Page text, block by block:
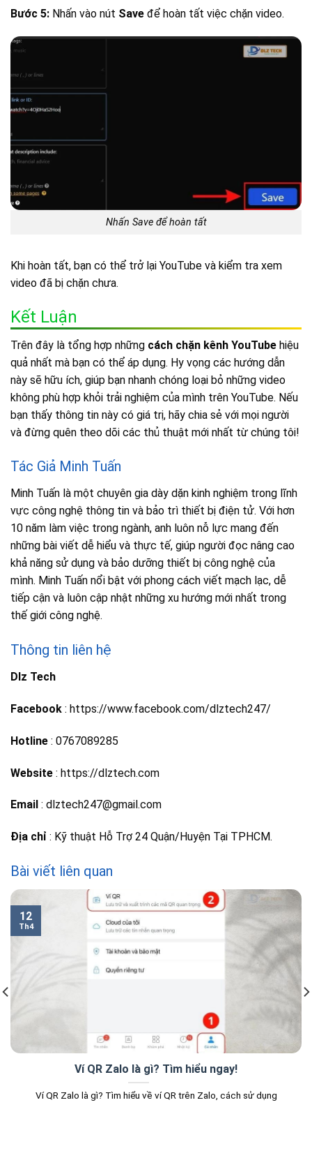
Bước 5: Nhấn vào nút Save để hoàn tất việc chặn video.
Nhấn Save để hoàn tất
Khi hoàn tất, bạn có thể trở lại YouTube và kiểm tra xem
video đã bị chặn chưa.
Kết Luận
Trên đây là tổng hợp những cách chặn kênh YouTube hiệu
quả nhất mà bạn có thể áp dụng. Hy vọng các hướng dẫn
này sẽ hữu ích, giúp bạn nhanh chóng loại bỏ những video
không phù hợp khỏi trải nghiệm của mình trên YouTube. Nếu
bạn thấy thông tin này có giá trị, hãy chia sẻ với mọi người
và đừng quên theo dõi các thủ thuật mới nhất từ chúng tôi!
Tác Giả Minh Tuấn
Minh Tuấn là một chuyên gia dày dặn kinh nghiệm trong lĩnh
vực công nghệ thông tin và bảo trì thiết bị điện tử. Với hơn
10 năm làm việc trong ngành, anh luôn nỗ lực mang đến
những bài viết dễ hiểu và thực tế, giúp người đọc nâng cao
khả năng sử dụng và bảo dưỡng thiết bị công nghệ của
mình. Minh Tuấn nổi bật với phong cách viết mạch lạc, dễ
tiếp cận và luôn cập nhật những xu hướng mới nhất trong
thế giới công nghệ.
Thông tin liên hệ
Dlz Tech
Facebook : https://www.facebook.com/dlztech247/
Hotline : 0767089285
Website : https://dlztech.com
Email : dlztech247@gmail.com
Địa chỉ : Kỹ thuật Hỗ Trợ 24 Quận/Huyện Tại TPHCM.
Bài viết liên quan
Ví QR Zalo là gì? Tìm hiểu ngay!
Ví QR Zalo là gì? Tìm hiểu về ví QR trên Zalo, cách sử dụng
12
Th4